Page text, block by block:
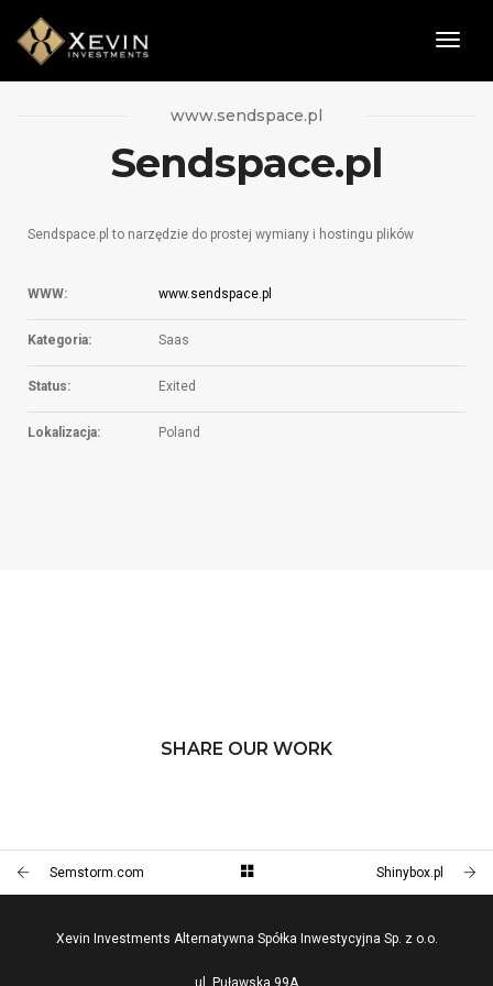
www.sendspace.pl
Sendspace.pl
Sendspace.pl to narzędzie do prostej wymiany i hostingu plików
WWW: www.sendspace.pl
Kategoria: Saas
Status: Exited
Lokalizacja: Poland
SHARE OUR WORK
Semstorm.com Shinybox.pl
Xevin Investments Alternatywna Spółka Inwestycyjna Sp. z o.o.
ul. Puławska 99A